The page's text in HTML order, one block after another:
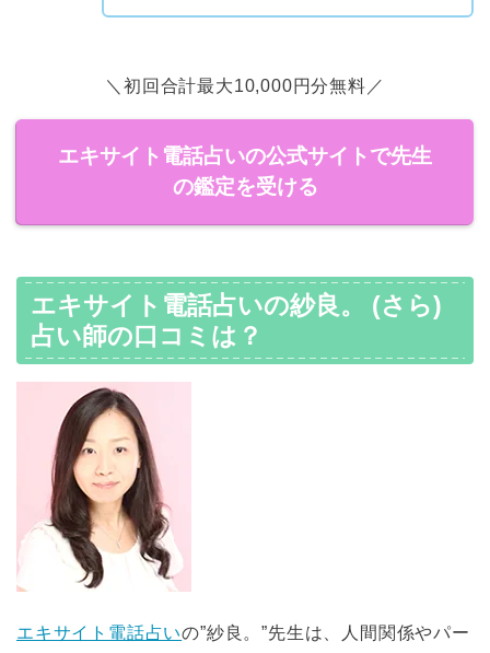
＼初回合計最大10,000円分無料／
エキサイト電話占いの公式サイトで先生
の鑑定を受ける
エキサイト電話占いの紗良。 (さら)
占い師の口コミは？
エキサイト電話占いの”紗良。”先生は、人間関係やパー